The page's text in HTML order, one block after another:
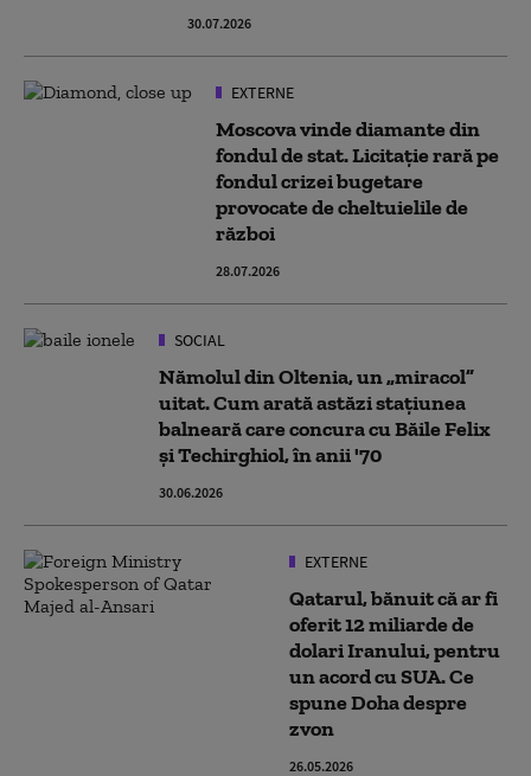
30.07.2026
EXTERNE
Moscova vinde diamante din
fondul de stat. Licitație rară pe
fondul crizei bugetare
provocate de cheltuielile de
război
28.07.2026
SOCIAL
Nămolul din Oltenia, un „miracol”
uitat. Cum arată astăzi stațiunea
balneară care concura cu Băile Felix
și Techirghiol, în anii '70
30.06.2026
EXTERNE
Qatarul, bănuit că ar fi
oferit 12 miliarde de
dolari Iranului, pentru
un acord cu SUA. Ce
spune Doha despre
zvon
26.05.2026